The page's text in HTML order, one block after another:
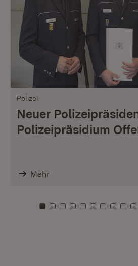
Polizei
Neuer
Polizeipräsidium
Mehr
Zu Kachel: 0
Zu Kachel: 1
Zu Kachel: 2
Zu Kachel: 3
Zu Kachel: 4
ZuZuZuZu